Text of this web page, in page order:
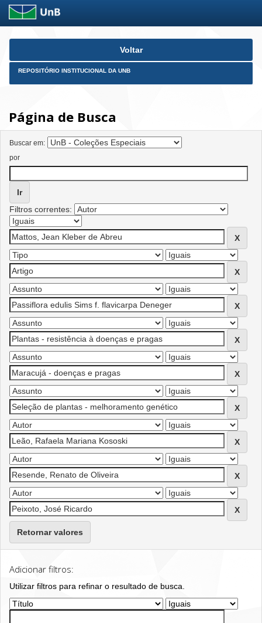
Skip
Voltar
REPOSITÓRIO INSTITUCIONAL DA UNB
Página de Busca
Buscar em:
por
Filtros correntes:
Retornar valores
Adicionar filtros:
Utilizar filtros para refinar o resultado de busca.